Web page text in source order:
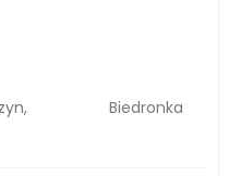
Biedronka